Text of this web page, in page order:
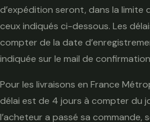
d’expédition seront, dans la limite
ceux indiqués ci-dessous. Les
compter de la date
indiquée sur le mail de
Pour les livraisons en France
délai est de 4 jours à compter du
l’acheteur a passé sa commande,